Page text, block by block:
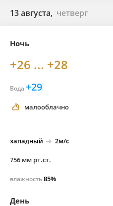
13 августа, четверг
Ночь
+26 ... +28
Вода +29
малооблачно
западный 2м/с
756 мм рт.ст.
влажность85%
День